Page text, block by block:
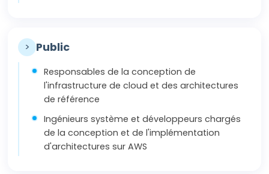
> Public
Responsables de la conception de
l'infrastructure de cloud et des architectures
de référence
Ingénieurs système et développeurs chargés
de la conception et de l'implémentation
d'architectures sur AWS